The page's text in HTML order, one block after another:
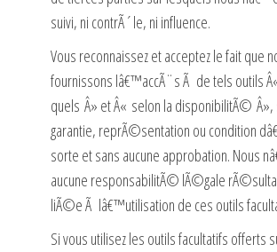
suivi, ni contrÃ´le, ni influence.
Vous reconnaissez et acceptez le fait que
fournissons lâ€™accÃ¨s Ã de tels outils
quels Â» et Â« selon la disponibilitÃ© Â»,
garantie, reprÃ©sentation ou condition
sorte et sans aucune approbation. Nous
aucune responsabilitÃ© lÃ©gale
liÃ©e Ã lâ€™utilisation de ces outils
Si vous utilisez les outils facultatifs offerts